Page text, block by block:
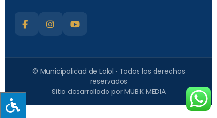
© Municipalidad de Lolol · Todos los derechos
reservados
Sitio desarrollado por MUBIK MEDIA